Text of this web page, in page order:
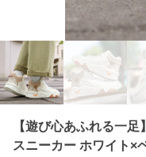
【遊び心あふれる一
スニーカー ホワイト×